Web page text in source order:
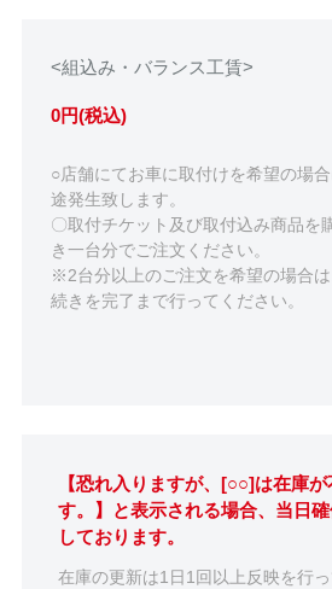
<組込み・バランス工賃>
0円(税込)
○店舗にてお車に取付けを希望の場
途発生致します。
〇取付チケット及び取付込み商品を
き一台分でご注文ください。
※2台分以上のご注文を希望の場合
続きを完了まで行ってください。
【恐れ入りますが、[○○]は在庫
す。】と表示される場合、当日
しております。
在庫の更新は1日1回以上反映を行